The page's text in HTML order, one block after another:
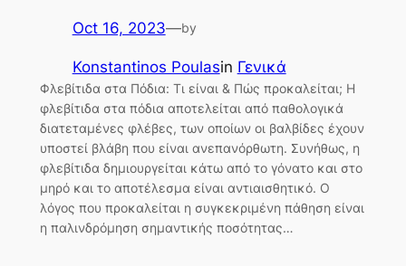
Oct 16, 2023—by
Konstantinos Poulasin Γενικά
Φλεβίτιδα στα Πόδια: Τι είναι & Πώς προκαλείται; Η
φλεβίτιδα στα πόδια αποτελείται από παθολογικά
διατεταμένες φλέβες, των οποίων οι βαλβίδες έχουν
υποστεί βλάβη που είναι ανεπανόρθωτη. Συνήθως, η
φλεβίτιδα δημιουργείται κάτω από το γόνατο και στο
μηρό και το αποτέλεσμα είναι αντιαισθητικό. Ο
λόγος που προκαλείται η συγκεκριμένη πάθηση είναι
η παλινδρόμηση σημαντικής ποσότητας…